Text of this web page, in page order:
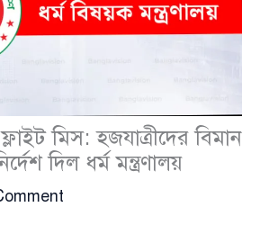
মিস: হজযাত্রীদের বিমান
দিল ধর্ম মন্ত্রণালয়